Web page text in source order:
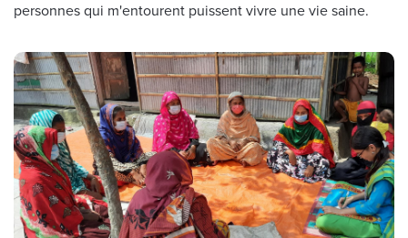
personnes qui m'entourent puissent vivre une vie saine.